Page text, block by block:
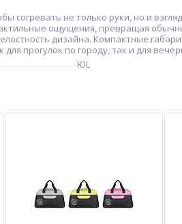
согревать не только руки, но и
ощущения, превращая
дизайна. Компактные
прогулок по городу, так и для
ЮL